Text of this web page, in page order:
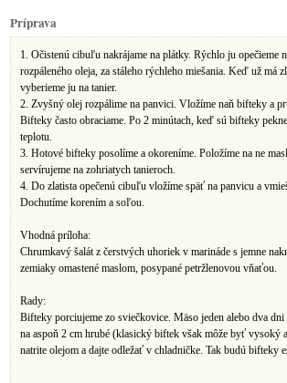
Príprava
1. Očistenú cibuľu nakrájame na plátky. Rýchlo ju opečieme
rozpáleného oleja, za stáleho rýchleho miešania. Keď už má
vyberieme ju na tanier.
2. Zvyšný olej rozpálime na panvici. Vložíme naň bifteky a
Bifteky často obraciame. Po 2 minútach, keď sú bifteky
teplotu.
3. Hotové bifteky posolíme a okoreníme. Položíme na ne
servírujeme na zohriatych tanieroch.
4. Do zlatista opečenú cibuľu vložíme späť na panvicu a
Dochutíme korením a soľou.
Vhodná príloha:
Chrumkavý šalát z čerstvých uhoriek v marináde s jemne
zemiaky omastené maslom, posypané petržlenovou vňaťou.
Rady:
Bifteky porciujeme zo sviečkovice. Mäso jeden alebo dva
na aspoň 2 cm hrubé (klasický biftek však môže byť vysoký
natrite olejom a dajte odležať v chladničke. Tak budú bifteky